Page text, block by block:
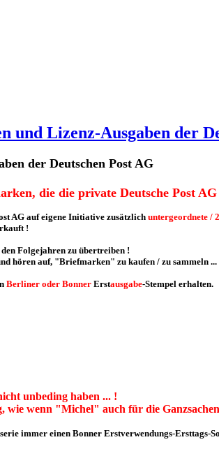
und Lizenz-Ausgaben der
der Deutschen Post AG
die die private Deutsche Post
AG auf eigene Initiative zusätzlich untergeordnete /
!
Folgejahren zu übertreiben !
hören auf, "Briefmarken" zu kaufen / zu sammeln ...
Berliner oder Bonner Erstausgabe-Stempel erhalten.
unbeding haben ... !
wenn "Michel" auch für die
immer einen Bonner Erstverwendungs-Ersttags-